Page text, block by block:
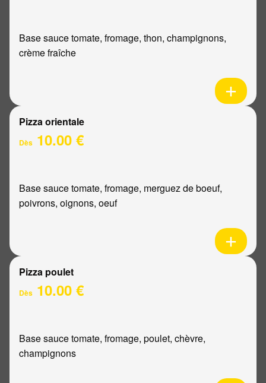
Base sauce tomate, fromage, thon, champignons,
crème fraîche
Pizza orientale
Dès 10.00 €
Base sauce tomate, fromage, merguez de boeuf,
poivrons, oignons, oeuf
Pizza poulet
Dès 10.00 €
Base sauce tomate, fromage, poulet, chèvre,
champignons